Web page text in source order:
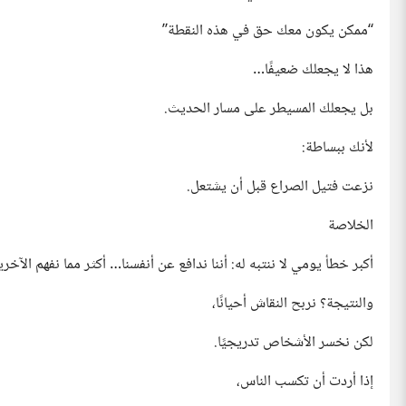
“ممكن يكون معك حق في هذه النقطة”
هذا لا يجعلك ضعيفًا…
بل يجعلك المسيطر على مسار الحديث.
لأنك ببساطة:
نزعت فتيل الصراع قبل أن يشتعل.
الخلاصة
أكبر خطأ يومي لا ننتبه له: أننا ندافع عن أنفسنا… أكثر مما نفهم
والنتيجة؟ نربح النقاش أحيانًا،
لكن نخسر الأشخاص تدريجيًا.
إذا أردت أن تكسب الناس،